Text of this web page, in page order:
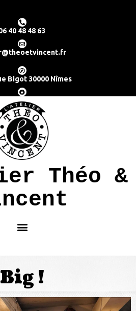
40 48 48 63
Bigot 30000 Nîmes
Théo &
Big !